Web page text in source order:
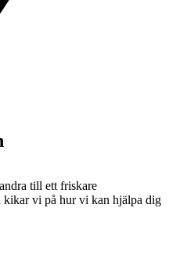
till ett friskare
kikar vi på hur vi kan hjälpa dig